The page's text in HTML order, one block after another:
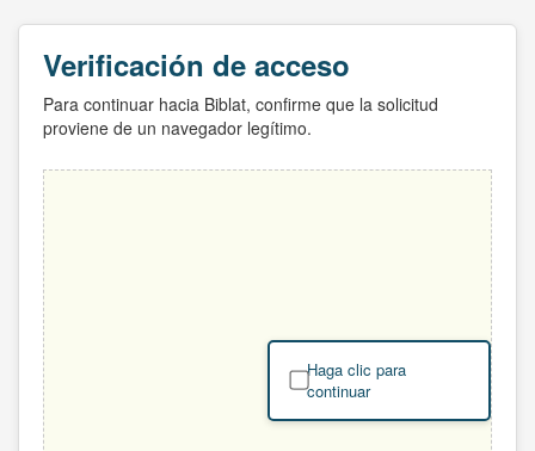
Verificación de acceso
Para continuar hacia Biblat, confirme que la solicitud
proviene de un navegador legítimo.
Haga clic para
continuar